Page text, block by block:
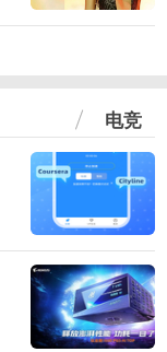
电竞